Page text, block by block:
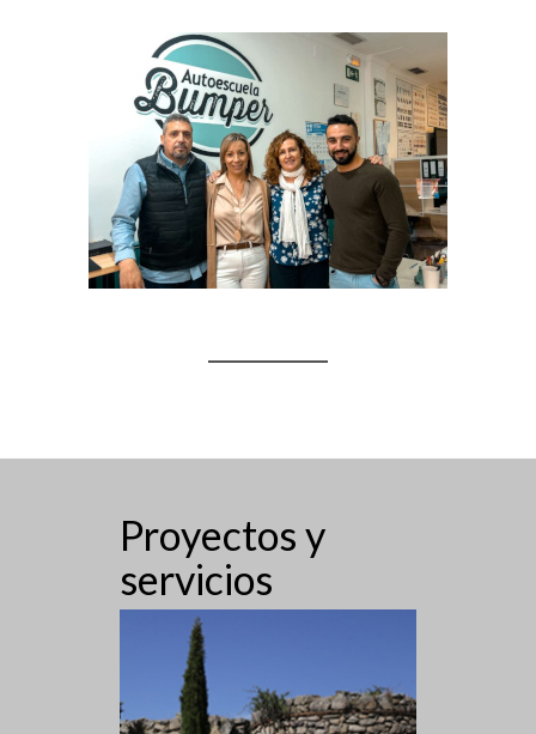
Proyectos y
servicios